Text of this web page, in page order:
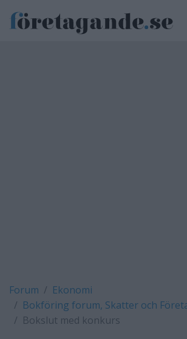
Forum
Ekonomi
Bokföring forum, Skatter och
Bokslut med konkurs